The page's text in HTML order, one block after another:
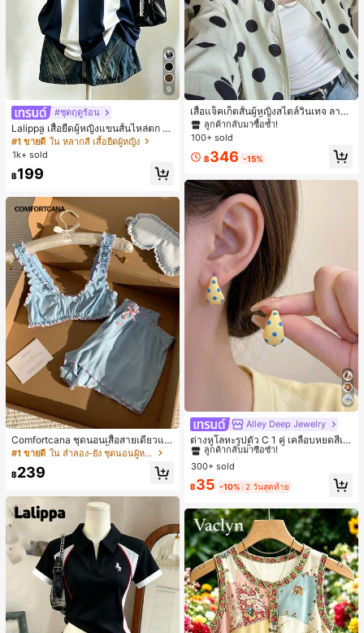
9
#ชุดฤดูร้อน
Lalippa เสื้อยืดผู้หญิงแขนสั้นไหล่ตก ค
อวีปกเสื้อ ลายพิมพ์ดิจิทัลลายทาง สไตล์
สปอร์ตแฟชั่นมินิมอล ของขวัญสำหรับเ
พื่อน
#1 ขายดี ใน หลากสี เสื้อยืดผู้หญิง
1k+ sold
฿199
Comfortcana ชุดนอนเสื้อสายเดี่ยวแต่
งระบายและกางเกงขาสั้นสำหรับผู้หญิง
#1 ขายดี ใน ลำลอง-ยัง ชุดนอนผู้หญิง
฿239
เสื้อแจ็คเก็ตสั้นผู้หญิงสไตล์วินเทจ ลายจุ
ดขนาดใหญ่ คอตั้ง เอวเข้ารูป แขนพอง
ทรงหลวม แฟชั่นอเนกประสงค์ สำหรับใ
#1 ขายดี ใน กระเป๋า เสื้อคลุมลำลอง
ลูกค้ากลับมาซื้อซ้ำ!
#1 ขายดี ใน กระเป๋า เสื้อคลุมลำลอง
ลูกค้ากลับมาซื้อซ้ำ!
#1 ขายดี ใน กระเป๋า เสื้อคลุมลำลอง
ลูกค้ากลับมาซื้อซ้ำ!
#1 ขายดี ใน กระเป๋า เสื้อคลุมลำลอง
ลูกค้ากลับมาซื้อซ้ำ!
100+ sold
฿346 -15%
Alley Deep Jewelry
ต่างหูโลหะรูปตัว C 1 คู่ เคลือบหยดสีเห
ลือง ลายจุดสีน้ำเงิน สไตล์ยุโรปและอเม
ริกัน แฟชั่นส่วนตัว หวานและสง่างาม
สำหรับผู้หญิงและเด็กหญิง สำหรับการเ
ดินทาง งานแต่งงาน ปาร์ตี้ วันเกิด ของ
#1 ขายดี ใน โบโฮ ต่างหูผู้หญิง
ลูกค้ากลับมาซื้อซ้ำ!
#1 ขายดี ใน โบโฮ ต่างหูผู้หญิง
ลูกค้ากลับมาซื้อซ้ำ!
#1 ขายดี ใน โบโฮ ต่างหูผู้หญิง
ลูกค้ากลับมาซื้อซ้ำ!
#1 ขายดี ใน โบโฮ ต่างหูผู้หญิง
300+ sold
฿35 -10% 2 วันสุดท้าย